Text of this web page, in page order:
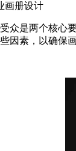
画册设计
众是两个核心
因素，以确保